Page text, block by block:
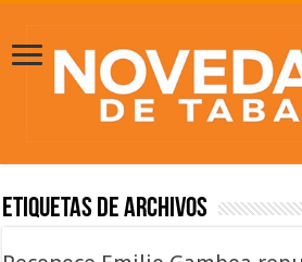
Etiquetas de Archivos